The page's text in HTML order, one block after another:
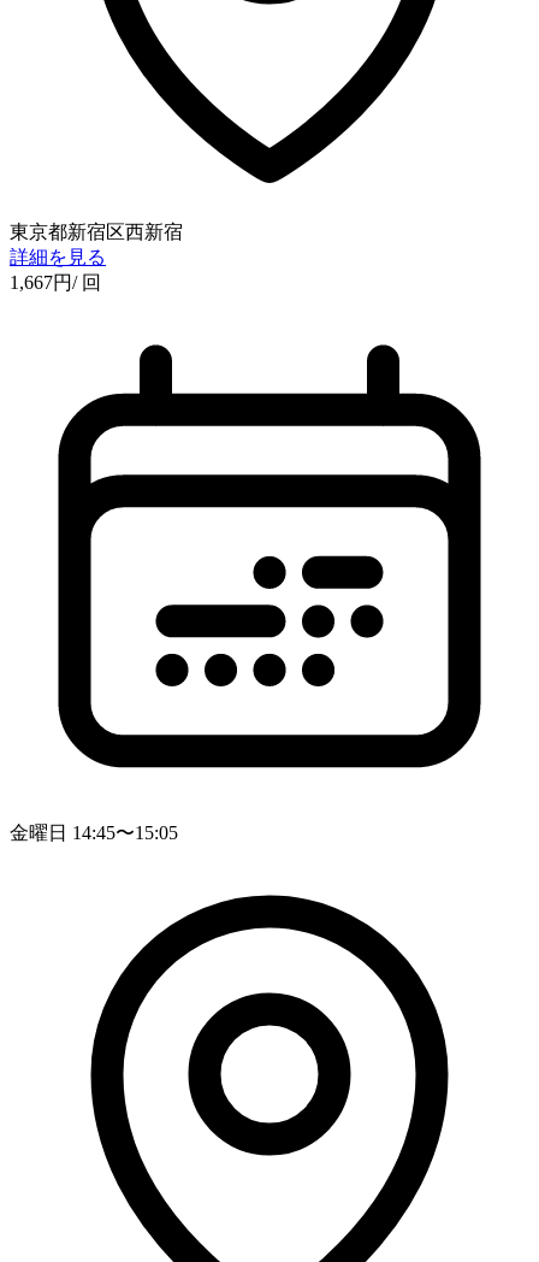
東京都新宿区西新宿
詳細を見る
1,667円/ 回
金曜日 14:45〜15:05